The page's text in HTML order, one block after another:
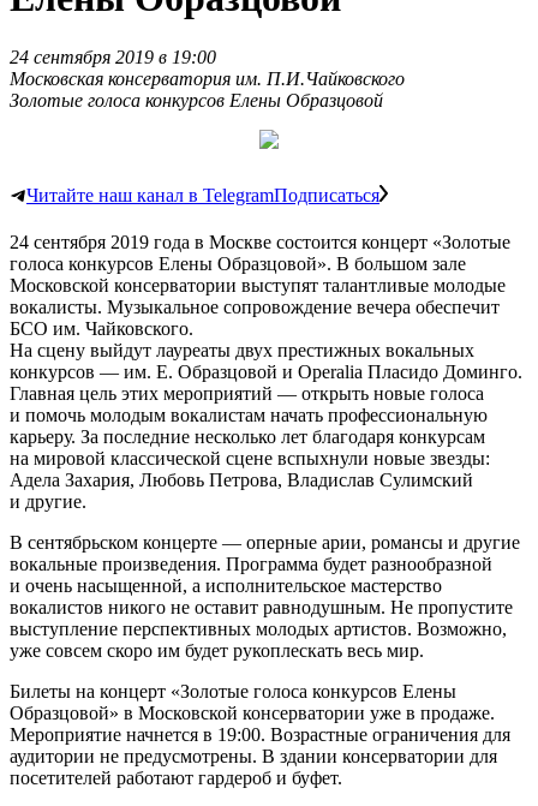
24 сентября 2019 в 19:00
Московская консерватория им. П.И.Чайковского
Золотые голоса конкурсов Елены Образцовой
Читайте наш канал в TelegramПодписаться
24 сентября 2019 года в Москве состоится концерт «Золотые
голоса конкурсов Елены Образцовой». В большом зале
Московской консерватории выступят талантливые молодые
вокалисты. Музыкальное сопровождение вечера обеспечит
БСО им. Чайковского.
На сцену выйдут лауреаты двух престижных вокальных
конкурсов — им. Е. Образцовой и Operalia Пласидо Доминго.
Главная цель этих мероприятий — открыть новые голоса
и помочь молодым вокалистам начать профессиональную
карьеру. За последние несколько лет благодаря конкурсам
на мировой классической сцене вспыхнули новые звезды:
Адела Захария, Любовь Петрова, Владислав Сулимский
и другие.
В сентябрьском концерте — оперные арии, романсы и другие
вокальные произведения. Программа будет разнообразной
и очень насыщенной, а исполнительское мастерство
вокалистов никого не оставит равнодушным. Не пропустите
выступление перспективных молодых артистов. Возможно,
уже совсем скоро им будет рукоплескать весь мир.
Билеты на концерт «Золотые голоса конкурсов Елены
Образцовой» в Московской консерватории уже в продаже.
Мероприятие начнется в 19:00. Возрастные ограничения для
аудитории не предусмотрены. В здании консерватории для
посетителей работают гардероб и буфет.